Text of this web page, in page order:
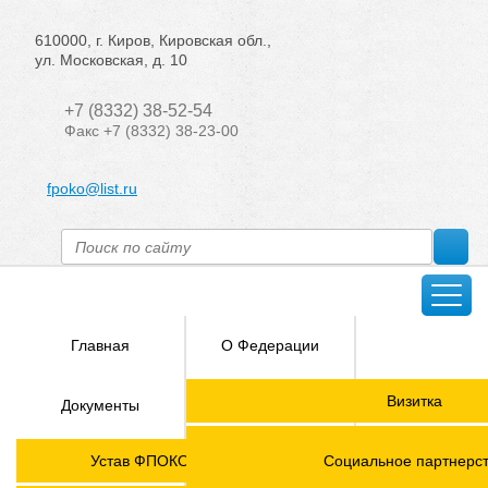
610000, г. Киров, Кировская обл.,
ул. Московская, д. 10
+7 (8332) 38-52-54
Факс +7 (8332) 38-23-00
fpoko@list.ru
Главная О Федерации
Визитка
Документы
Устав ФПОКО с изменениями от 2026 года
Социальное
Членские